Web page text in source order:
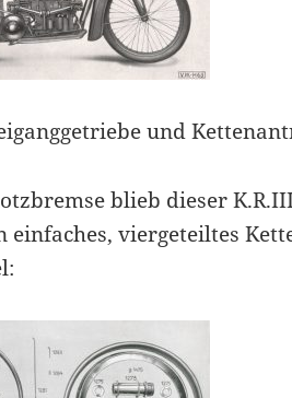
und
blieb dieser
viergeteiltes